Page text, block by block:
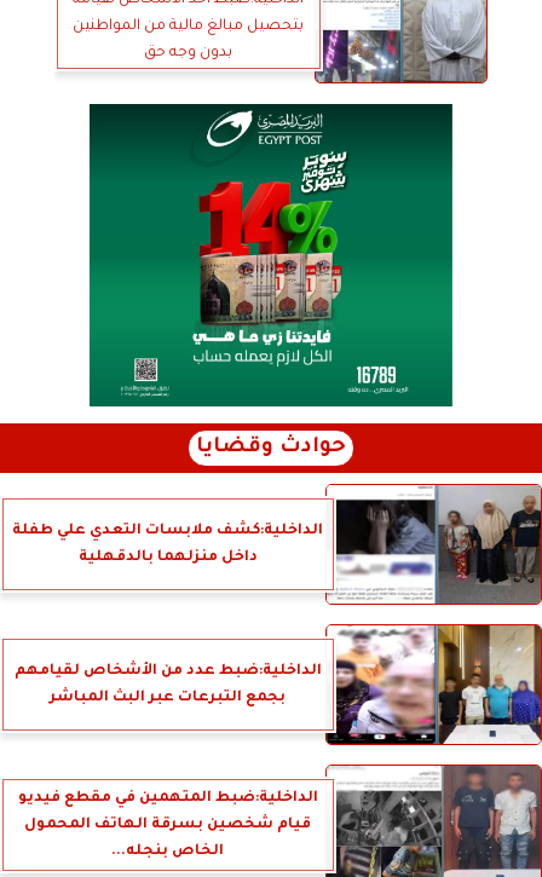
بتحصيل مبالغ مالية من المواطنين
بدون وجه حق
حوادث وقضايا
الداخلية:كشف ملابسات التعدي علي طفلة
داخل منزلهما بالدقهلية
الداخلية:ضبط عدد من الأشخاص لقيامهم
بجمع التبرعات عبر البث المباشر
الداخلية:ضبط المتهمين في مقطع فيديو
قيام شخصين بسرقة الهاتف المحمول
الخاص بنجله...